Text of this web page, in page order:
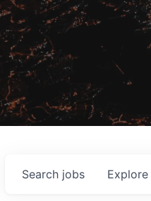
Search jobs Explore